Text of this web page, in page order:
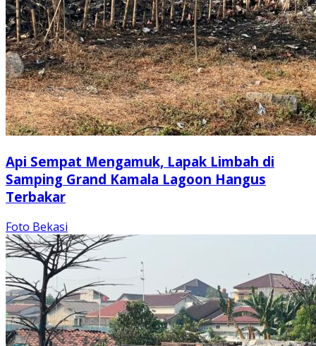
Api Sempat Mengamuk, Lapak Limbah di
Samping Grand Kamala Lagoon Hangus
Terbakar
Foto Bekasi